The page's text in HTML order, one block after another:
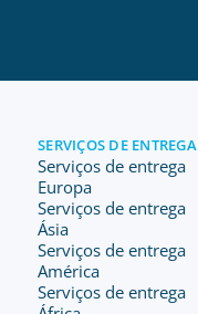
SERVIÇOS DE ENTREGA
Serviços de entrega
Europa
Serviços de entrega
Ásia
Serviços de entrega
América
Serviços de entrega